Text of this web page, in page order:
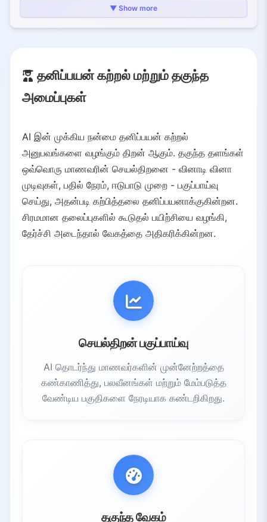
விரைவான உள்ளடக்க உருவாக்கம்
3.3. செயல்படுத்தல் சவால்கள்
4. திறன் பயிற்சி மற்றும் ஆயுள் முழுவதும் கற்றல்
4.2.
தனிப்பயன் பாதை உருவாக்கம்
4.3. மூழ்கிய பயிற்சி
4.4. தொடர்ச்சியான மேம்பாடு
4.5. பணியாளர் பயிற்சியில் நடைமுறை பயன்பாடுகள்
5. அணுகல் மற்றும் ஒருங்கிணைப்பு
5.1. காட்சி அணுகல்
5.2.
கேள்வி அணுகல்
சவால்கள் மற்றும் கவனிக்க வேண்டியவை
தனியுரிமை மற்றும் பாதுகாப்பு கவலைகள்
அணுகல் சமத்துவம்
6.4.
மனித காரகங்கள் மற்றும் ஆசிரியர் பங்கு
6.5. ஒழுங்குமுறை கட்டமைப்பு மற்றும் பாதுகாப்புகள்
முடிவு: கல்வியில் AI எதிர்காலம்
ஒற்றுமையான அணுகல்
▼ Show more
தனிப்பயன் கற்றல் மற்றும் தகுந்த
அமைப்புகள்
AI இன் முக்கிய நன்மை தனிப்பயன் கற்றல்
அனுபவங்களை வழங்கும் திறன் ஆகும். தகுந்த தளங்கள்
ஒவ்வொரு மாணவரின் செயல்திறனை - வினாடி வினா
முடிவுகள், பதில் நேரம், ஈடுபாடு முறை - பகுப்பாய்வு
செய்து, அதன்படி கற்பித்தலை தனிப்பயனாக்குகின்றன.
சிரமமான தலைப்புகளில் கூடுதல் பயிற்சியை வழங்கி,
தேர்ச்சி அடைந்தால் வேகத்தை அதிகரிக்கின்றன.
செயல்திறன் பகுப்பாய்வு
AI தொடர்ந்து மாணவர்களின் முன்னேற்றத்தை
கண்காணித்து, பலவீனங்கள் மற்றும் மேம்படுத்த
வேண்டிய பகுதிகளை நேரடியாக கண்டறிகிறது.
தகுந்த வேகம்